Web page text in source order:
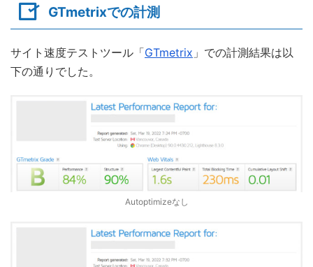
GTmetrixでの計測
サイト速度テストツール「GTmetrix 」での計測結果は以
下の通りでした。
Autoptimizeなし